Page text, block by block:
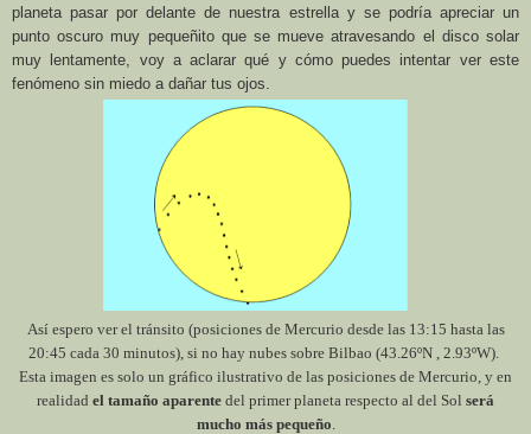
planeta pasar por delante de nuestra estrella y se podría apreciar un
punto oscuro muy pequeñito que se mueve atravesando el disco solar
muy lentamente, voy a aclarar qué y cómo puedes intentar ver este
fenómeno sin miedo a dañar tus ojos.
Así espero ver el tránsito (posiciones de Mercurio desde las 13:15 hasta las
20:45 cada 30 minutos), si no hay nubes sobre Bilbao (43.26ºN , 2.93ºW).
Esta imagen es solo un gráfico ilustrativo de las posiciones de Mercurio, y en
realidad el tamaño aparente del primer planeta respecto al del Sol será
mucho más pequeño